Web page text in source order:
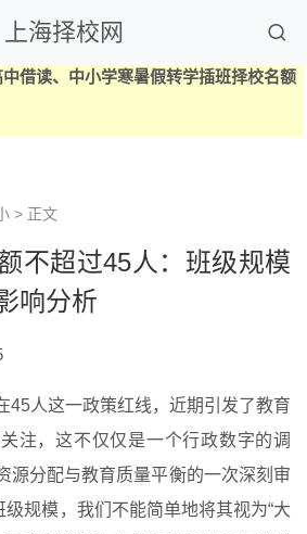
上海择校网
中借读、中小学寒暑假转学插班择校名额
> 正文
不超过45人：班级规模
响分析
45人这一政策红线，近期引发了教育
注，这不仅仅是一个行政数字的调
源分配与教育质量平衡的一次深刻审
级规模，我们不能简单地将其视为“大